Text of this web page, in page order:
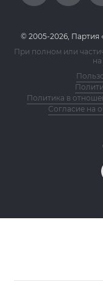
© 2005-2026, Партия
При полном или
Политика в
Согласие на